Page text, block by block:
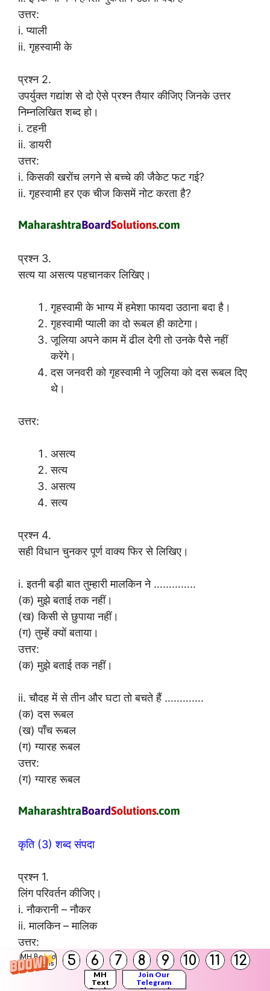
MH Board
Solutions
5 6 7 8 9 10 11 12
MH
Text
Join Our
Telegram
उत्तर:
i. प्याली
ii. गृहस्वामी के
प्रश्न 2.
उपर्युक्त गद्यांश से दो ऐसे प्रश्न तैयार कीजिए जिनके उत्तर
निम्नलिखित शब्द हो।
i. टहनी
ii. डायरी
उत्तर:
i. किसकी खरोंच लगने से बच्चे की जैकेट फट गई?
ii. गृहस्वामी हर एक चीज किसमें नोट करता है?
प्रश्न 3.
सत्य या असत्य पहचानकर लिखिए।
गृहस्वामी के भाग्य में हमेशा फायदा उठाना बदा है।
गृहस्वामी प्याली का दो रूबल ही काटेगा।
जूलिया अपने काम में ढील देगी तो उनके पैसे नहीं
करेंगे।
दस जनवरी को गृहस्वामी ने जूलिया को दस रूबल दिए
थे।
उत्तर:
असत्य
सत्य
असत्य
सत्य
प्रश्न 4.
सही विधान चुनकर पूर्ण वाक्य फिर से लिखिए।
i. इतनी बड़ी बात तुम्हारी मालकिन ने …………..
(क) मुझे बताई तक नहीं।
(ख) किसी से छुपाया नहीं।
(ग) तुम्हें क्यों बताया।
उत्तर:
(क) मुझे बताई तक नहीं।
ii. चौदह में से तीन और घटा तो बचते हैं ………….
(क) दस रूबल
(ख) पाँच रूबल
(ग) ग्यारह रूबल
उत्तर:
(ग) ग्यारह रूबल
कृति (3) शब्द संपदा
प्रश्न 1.
लिंग परिवर्तन कीजिए।
i. नौकरानी – नौकर
ii. मालकिन – मालिक
उत्तर:
i. प्याली
ii. गृहस्वामी के